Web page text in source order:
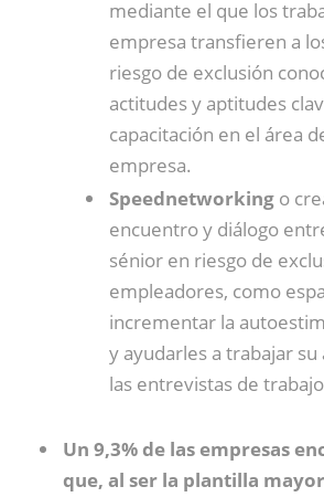
mediante el que los
empresa transfieren a
riesgo de exclusión
actitudes y aptitudes
capacitación en el área
empresa.
Speednetworking o
encuentro y diálogo
sénior en riesgo de
empleadores, como
incrementar la
y ayudarles a trabajar su
las entrevistas de
Un 9,3% de las empresas
que, al ser la plantilla